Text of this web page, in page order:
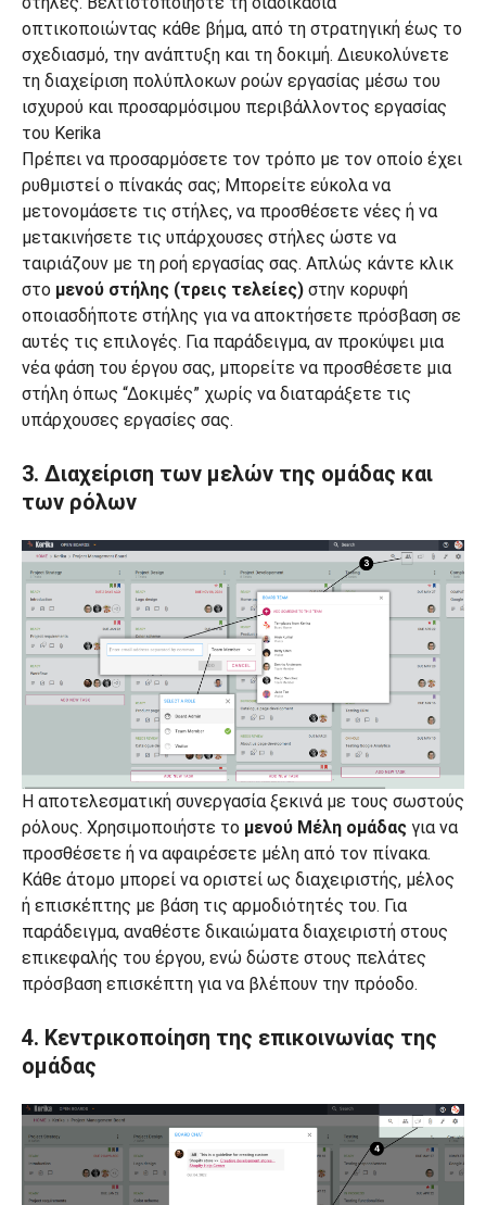
Πρέπει να προσαρμόσετε τον τρόπο με τον οποίο έχει
ρυθμιστεί ο πίνακάς σας; Μπορείτε εύκολα να
μετονομάσετε τις στήλες, να προσθέσετε νέες ή να
μετακινήσετε τις υπάρχουσες στήλες ώστε να
ταιριάζουν με τη ροή εργασίας σας. Απλώς κάντε κλικ
στο μενού στήλης (τρεις τελείες) στην κορυφή
οποιασδήποτε στήλης για να αποκτήσετε πρόσβαση σε
αυτές τις επιλογές. Για παράδειγμα, αν προκύψει μια
νέα φάση του έργου σας, μπορείτε να προσθέσετε μια
στήλη όπως “Δοκιμές” χωρίς να διαταράξετε τις
υπάρχουσες εργασίες σας.
3. Διαχείριση των μελών της ομάδας και
των ρόλων
Η αποτελεσματική συνεργασία ξεκινά με τους σωστούς
ρόλους. Χρησιμοποιήστε το μενού Μέλη ομάδας για να
προσθέσετε ή να αφαιρέσετε μέλη από τον πίνακα.
Κάθε άτομο μπορεί να οριστεί ως διαχειριστής, μέλος
ή επισκέπτης με βάση τις αρμοδιότητές του. Για
παράδειγμα, αναθέστε δικαιώματα διαχειριστή στους
επικεφαλής του έργου, ενώ δώστε στους πελάτες
πρόσβαση επισκέπτη για να βλέπουν την πρόοδο.
4. Κεντρικοποίηση της επικοινωνίας της
ομάδας